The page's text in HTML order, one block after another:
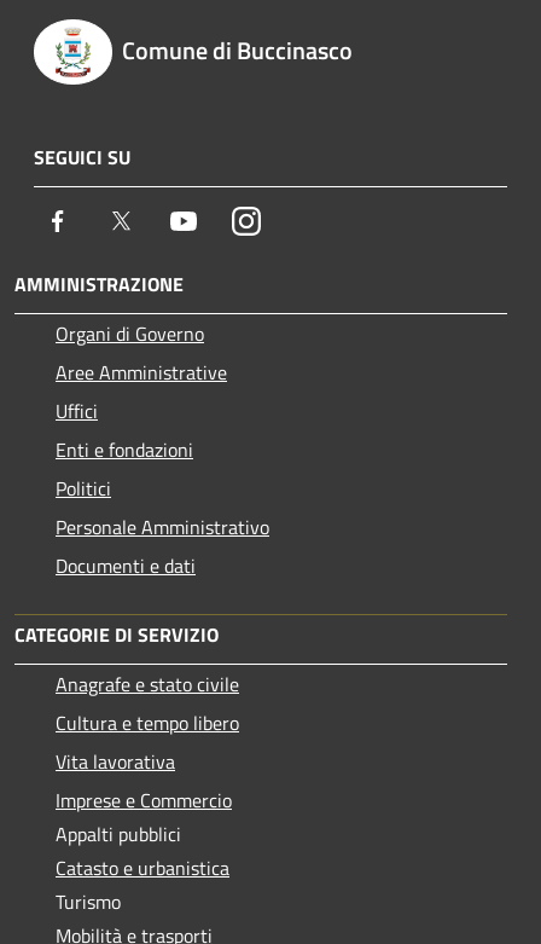
Comune di Buccinasco
SEGUICI SU
Facebook Twitter YoutubeInstagram
AMMINISTRAZIONE
Organi di Governo
Aree Amministrative
Uffici
Enti e fondazioni
Politici
Personale Amministrativo
Documenti e dati
CATEGORIE DI SERVIZIO
Anagrafe e stato civile
Cultura e tempo libero
Vita lavorativa
Imprese e Commercio
Appalti pubblici
Catasto e urbanistica
Turismo
Mobilità e trasporti